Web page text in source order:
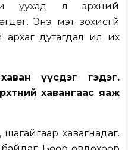
уухад л зүрхний
Энэ мэт зохисгүй
архаг дутагдал илүү их
үүсдэг гэдэг.
хавангаас яаж
хавагнадаг.